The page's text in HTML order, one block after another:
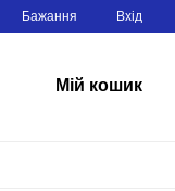
Бажання Вхід
Мій кошик